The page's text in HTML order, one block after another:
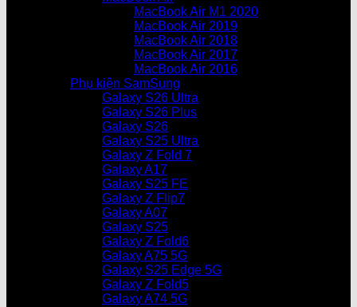
MacBook Air M1 2020
MacBook Air 2019
MacBook Air 2018
MacBook Air 2017
MacBook Air 2016
Phụ kiện SamSung
Galaxy S26 Ultra
Galaxy S26 Plus
Galaxy S26
Galaxy S25 Ultra
Galaxy Z Fold 7
Galaxy A17
Galaxy S25 FE
Galaxy Z Flip7
Galaxy A07
Galaxy S25
Galaxy Z Fold6
Galaxy A75 5G
Galaxy S25 Edge 5G
Galaxy Z Fold5
Galaxy A74 5G